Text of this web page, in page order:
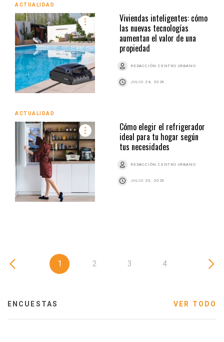
ACTUALIDAD
Viviendas inteligentes: cómo
las nuevas tecnologías
aumentan el valor de una
propiedad
REDACCIÓN CENTRO URBANO
JULIO 24, 2026
ACTUALIDAD
Cómo elegir el refrigerador
ideal para tu hogar según
tus necesidades
REDACCIÓN CENTRO URBANO
JULIO 20, 2026
1 2 3 4
ENCUESTAS VER TODO